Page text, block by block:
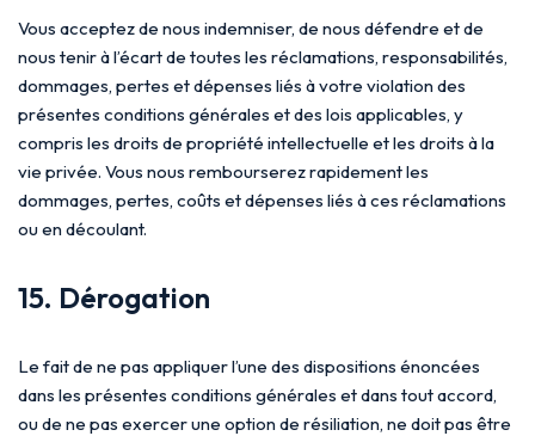
Vous acceptez de nous indemniser, de nous défendre et de
nous tenir à l’écart de toutes les réclamations, responsabilités,
dommages, pertes et dépenses liés à votre violation des
présentes conditions générales et des lois applicables, y
compris les droits de propriété intellectuelle et les droits à la
vie privée. Vous nous rembourserez rapidement les
dommages, pertes, coûts et dépenses liés à ces réclamations
ou en découlant.
15. Dérogation
Le fait de ne pas appliquer l’une des dispositions énoncées
dans les présentes conditions générales et dans tout accord,
ou de ne pas exercer une option de résiliation, ne doit pas être